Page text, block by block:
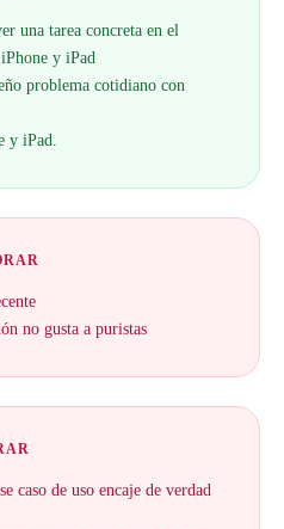
una tarea concreta en el
y iPad
problema cotidiano con
y iPad.
no gusta a puristas
caso de uso encaje de verdad